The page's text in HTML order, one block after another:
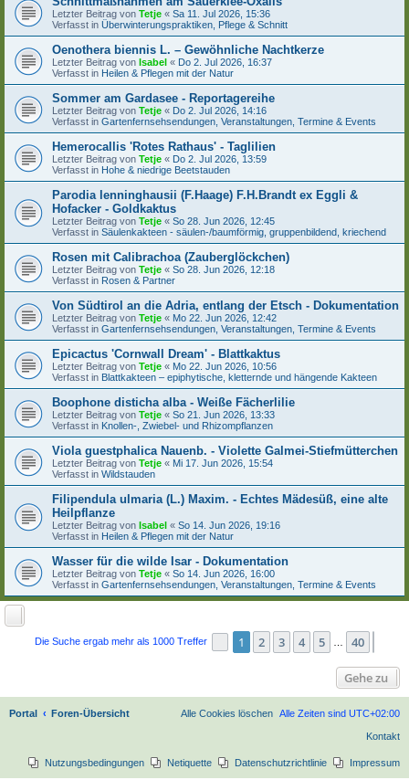
Letzter Beitrag von Tetje « Sa 11. Jul 2026, 15:36
Verfasst in Überwinterungspraktiken, Pflege & Schnitt
Oenothera biennis L. – Gewöhnliche Nachtkerze
Letzter Beitrag von Isabel « Do 2. Jul 2026, 16:37
Verfasst in Heilen & Pflegen mit der Natur
Sommer am Gardasee - Reportagereihe
Letzter Beitrag von Tetje « Do 2. Jul 2026, 14:16
Verfasst in Gartenfernsehsendungen, Veranstaltungen, Termine & Events
Hemerocallis 'Rotes Rathaus' - Taglilien
Letzter Beitrag von Tetje « Do 2. Jul 2026, 13:59
Verfasst in Hohe & niedrige Beetstauden
Parodia lenninghausii (F.Haage) F.H.Brandt ex Eggli &
Hofacker - Goldkaktus
Letzter Beitrag von Tetje « So 28. Jun 2026, 12:45
Verfasst in Säulenkakteen - säulen-/baumförmig, gruppenbildend, kriechend
Rosen mit Calibrachoa (Zauberglöckchen)
Letzter Beitrag von Tetje « So 28. Jun 2026, 12:18
Verfasst in Rosen & Partner
Von Südtirol an die Adria, entlang der Etsch - Dokumentation
Letzter Beitrag von Tetje « Mo 22. Jun 2026, 12:42
Verfasst in Gartenfernsehsendungen, Veranstaltungen, Termine & Events
Epicactus 'Cornwall Dream' - Blattkaktus
Letzter Beitrag von Tetje « Mo 22. Jun 2026, 10:56
Verfasst in Blattkakteen – epiphytische, kletternde und hängende Kakteen
Boophone disticha alba - Weiße Fächerlilie
Letzter Beitrag von Tetje « So 21. Jun 2026, 13:33
Verfasst in Knollen-, Zwiebel- und Rhizompflanzen
Viola guestphalica Nauenb. - Violette Galmei-Stiefmütterchen
Letzter Beitrag von Tetje « Mi 17. Jun 2026, 15:54
Verfasst in Wildstauden
Filipendula ulmaria (L.) Maxim. - Echtes Mädesüß, eine alte
Heilpflanze
Letzter Beitrag von Isabel « So 14. Jun 2026, 19:16
Verfasst in Heilen & Pflegen mit der Natur
Wasser für die wilde Isar - Dokumentation
Letzter Beitrag von Tetje « So 14. Jun 2026, 16:00
Verfasst in Gartenfernsehsendungen, Veranstaltungen, Termine & Events
Die Suche ergab mehr als 1000 Treffer Seite 1von 40
1 2 3 4 5 40
Gehe zu
Portal Foren-Übersicht Alle Zeiten sind UTC+02:00
Alle Cookies löschen
Kontakt
Impressum
Datenschutzrichtlinie
Netiquette
Nutzungsbedingungen